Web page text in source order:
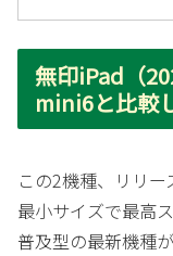
無印iPad（
mini6と比較
この2機種、リリー
最小サイズで最高
普及型の最新機種